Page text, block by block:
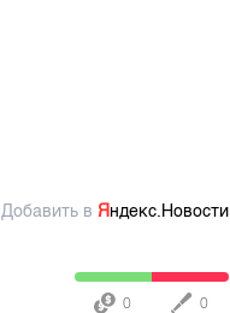
Добавить в Яндекс.Новости
0 0